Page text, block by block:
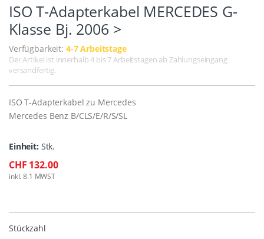
ISO T-Adapterkabel MERCEDES G-
Klasse Bj. 2006 >
Verfügbarkeit: 4-7 Arbeitstage
Der Artikel ist innerhalb 4 bis 7 Arbeitstagen ab Zahlungseingang
versandfertig.
ISO T-Adapterkabel zu Mercedes
Mercedes Benz B/CLS/E/R/S/SL
Einheit: Stk.
CHF 132.00
inkl. 8.1 MWST
Stückzahl